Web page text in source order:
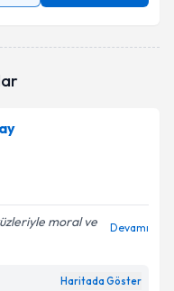
moral ve
Devamı
Haritada Göster